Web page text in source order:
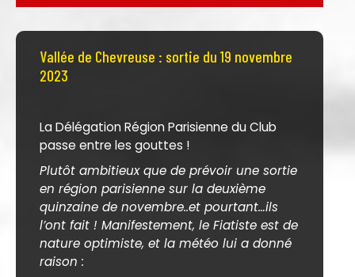
Vallée de Chevreuse : sortie du 19 novembre
2023
La Délégation Région Parisienne du Club
passe entre les gouttes !
Plutôt ambitieux que de prévoir une sortie
en région parisienne sur la deuxième
quinzaine de novembre..et pourtant…ils
l’ont fait ! Manifestement, le Fiatiste est de
nature optimiste, et la météo lui a donné
raison :